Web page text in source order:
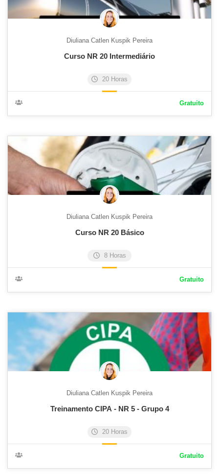
Diuliana Catlen Kuspik Pereira
Curso NR 20 Intermediário
20 Horas
Gratuito
Diuliana Catlen Kuspik Pereira
Curso NR 20 Básico
8 Horas
Gratuito
Diuliana Catlen Kuspik Pereira
Treinamento CIPA - NR 5 - Grupo 4
20 Horas
Gratuito